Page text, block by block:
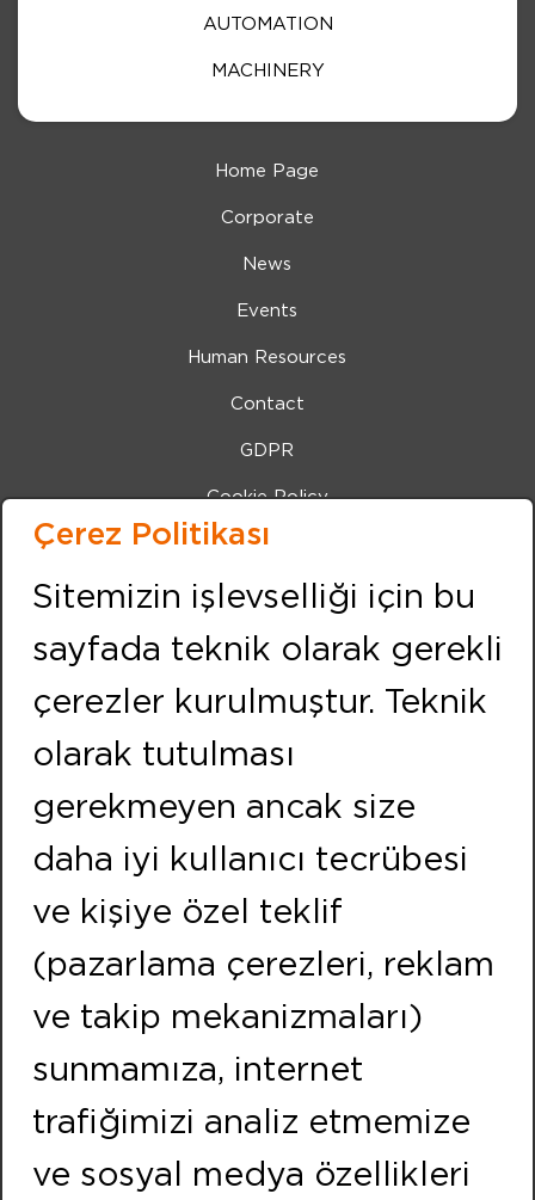
Çerez Politikası
Sitemizin işlevselliği için bu
sayfada teknik olarak gerekli
çerezler kurulmuştur. Teknik
olarak tutulması
gerekmeyen ancak size
daha iyi kullanıcı tecrübesi
ve kişiye özel teklif
(pazarlama çerezleri, reklam
ve takip mekanizmaları)
sunmamıza, internet
trafiğimizi analiz etmemize
ve sosyal medya özellikleri
AUTOMATION
MACHINERY
Home Page
Corporate
News
Events
Human Resources
Contact
GDPR
Cookie Policy
Bilgi Toplumu Hizmetleri
IZMIR (Center Office)
Address:
Kemalpasa Road 7405 Street No:8 Pınarbası IZMIR
Phone: +90 232 479 10 10
Fax: +90 232 479 91 91
FOLLOW US
Neighbourhood of Merkez Efnan Street No:9
+90 216 466 21 20